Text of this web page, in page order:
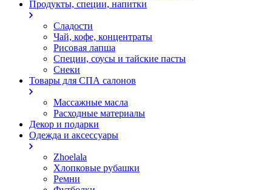
Продукты, специи, напитки
Сладости
Чай, кофе, концентраты
Рисовая лапша
Специи, соусы и тайские пасты
Снеки
Товары для СПА салонов
Массажные масла
Расходные материалы
Декор и подарки
Одежда и аксессуары
Zhoelala
Хлопковые рубашки
Ремни